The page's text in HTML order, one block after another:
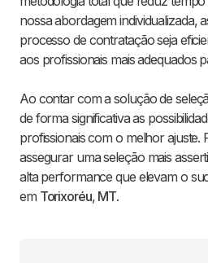
nossa abordagem individualizada,
processo de contratação seja
aos profissionais mais adequados
Ao contar com a solução de
de forma significativa as
profissionais com o melhor ajuste.
assegurar uma seleção mais
alta performance que elevam o
em Torixoréu, MT.